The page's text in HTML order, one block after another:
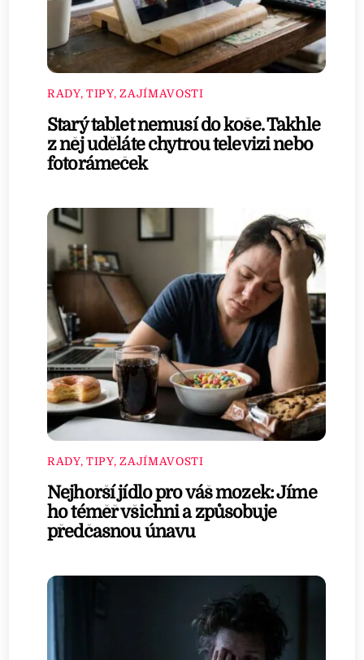
RADY, TIPY, ZAJÍMAVOSTI
Starý tablet nemusí do koše. Takhle
z něj uděláte chytrou televizi nebo
fotorámeček
RADY, TIPY, ZAJÍMAVOSTI
Nejhorší jídlo pro váš mozek: Jíme
ho téměř všichni a způsobuje
předčasnou únavu